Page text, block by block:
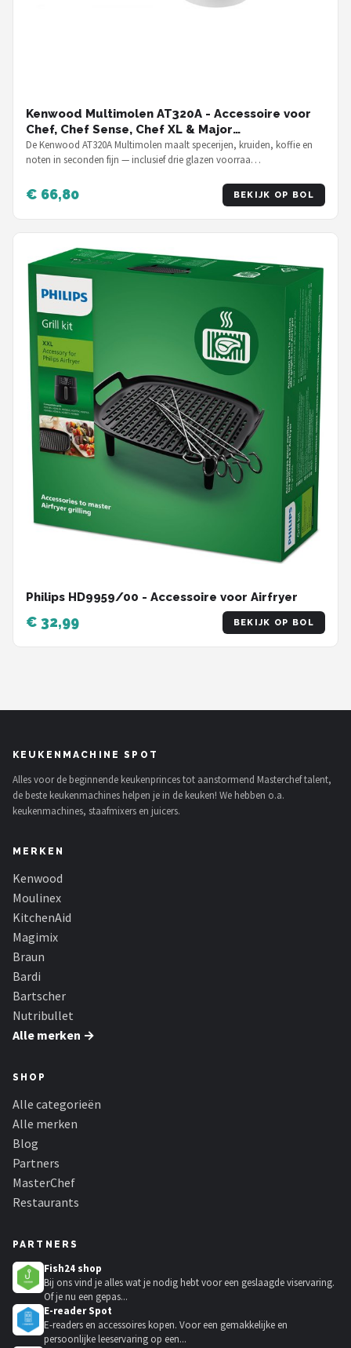
Kenwood Multimolen AT320A - Accessoire voor
Chef, Chef Sense, Chef XL & Major
keukenmachines
De Kenwood AT320A Multimolen maalt specerijen, kruiden, koffie en
noten in seconden fijn — inclusief drie glazen voorraa…
€ 66,80 BEKIJK OP BOL
Philips HD9959/00 - Accessoire voor Airfryer
€ 32,99 BEKIJK OP BOL
KEUKENMACHINE SPOT
Alles voor de beginnende keukenprinces tot aanstormend Masterchef talent,
de beste keukenmachines helpen je in de keuken! We hebben o.a.
keukenmachines, staafmixers en juicers.
MERKEN
Kenwood
Moulinex
KitchenAid
Magimix
Braun
Bardi
Bartscher
Nutribullet
Alle merken →
SHOP
Alle categorieën
Alle merken
Blog
Partners
MasterChef
Restaurants
PARTNERS
Fish24 shop
Bij ons vind je alles wat je nodig hebt voor een geslaagde viservaring.
Of je nu een gepas...
E-reader Spot
E-readers en accessoires kopen. Voor een gemakkelijke en
persoonlijke leeservaring op een...